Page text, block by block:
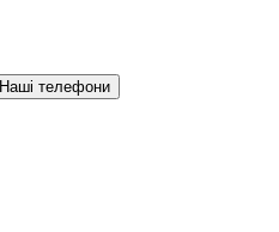
Наші телефони